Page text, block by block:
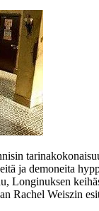
ja demoneita
Longinuksen
Rachel Weiszin